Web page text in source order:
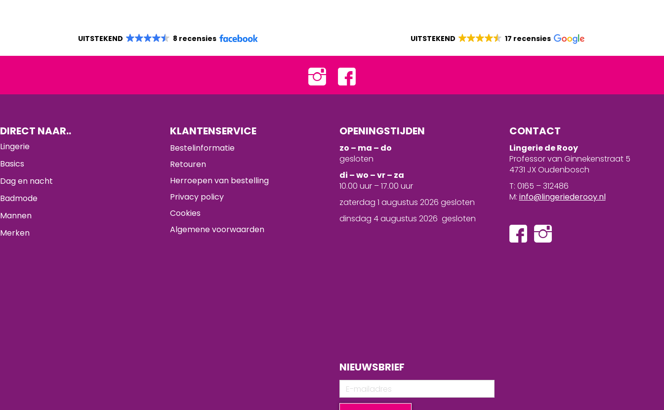
UITSTEKEND 8 recensies UITSTEKEND 17 recensies
DIRECT NAAR..
Lingerie
Basics
Dag en nacht
Badmode
Mannen
Merken
KLANTENSERVICE
Bestelinformatie
Retouren
Herroepen van bestelling
Privacy policy
Cookies
Algemene voorwaarden
OPENINGSTIJDEN
zo – ma – do
gesloten
di – wo – vr – za
10.00 uur – 17.00 uur
zaterdag 1 augustus 2026 gesloten
dinsdag 4 augustus 2026 gesloten
NIEUWSBRIEF
CONTACT
Lingerie de Rooy
Professor van Ginnekenstraat 5
4731 JX Oudenbosch
T: 0165 – 312486
M: info@lingeriederooy.nl